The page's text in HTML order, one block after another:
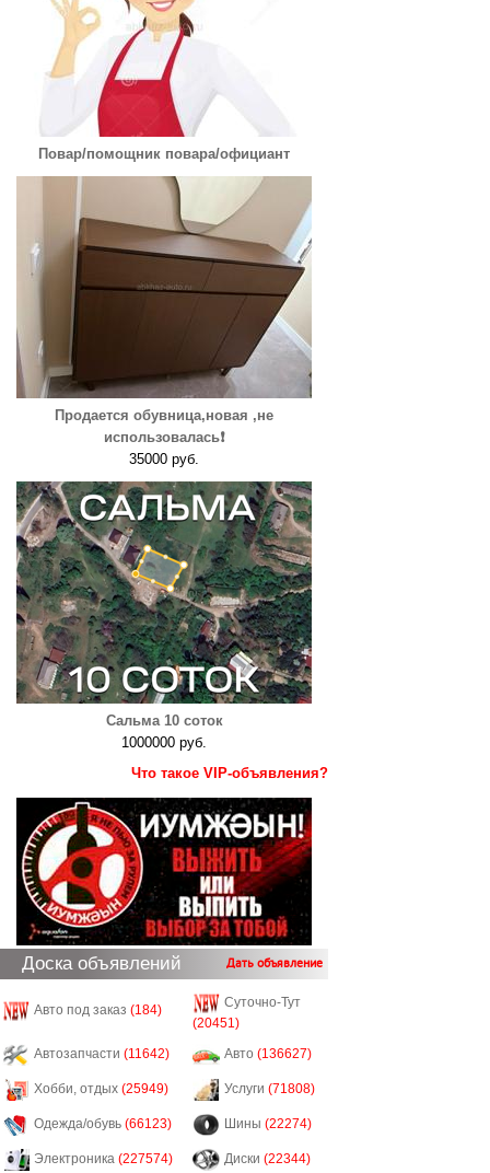
Повар/помощник повара/официант
Продается обувница,новая ,не
использовалась❗️
35000 руб.
Сальма 10 соток
1000000 руб.
Что такое VIP-объявления?
Доска объявлений Дать объявление
Авто под заказ (184)
Суточно-Тут
(20451)
Автозапчасти (11642) Авто (136627)
Хобби, отдых (25949) Услуги (71808)
Одежда/обувь (66123) Шины (22274)
Электроника (227574) Диски (22344)